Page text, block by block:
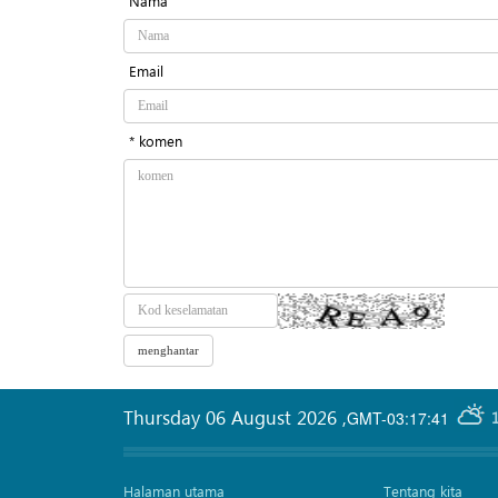
Email
* komen
GMT-03:17:41
Thursday 06 August 2026 ,
Halaman utama Tentang kita